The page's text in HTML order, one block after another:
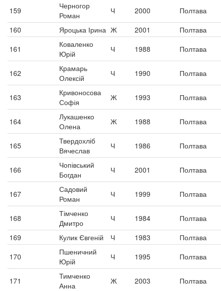
159
Черногор
Роман
Ч 2000
Полтава
160
Яроцька Ірина Ж 2001
Полтава
161
Коваленко
Юрій
Ч 1988 Полтава
162
Крамарь
Олексій
Ч 1990 Полтава
163
Кривоносова
Софія
Ж 1993 Полтава
164
Лукашенко
Олена
Ж 1988 Полтава
165
Твердохліб
Вячеслав
Ч 1986 Полтава
166
Чопівський
Богдан
Ч 2001 Полтава
167
Садовий
Роман
Ч 1999 Полтава
168
Тімченко
Дмитро
Ч 1984
Полтава
169
Кулик Євгеній Ч 1983
Полтава
170
Пшеничний
Юрій
Ч 1995 Полтава
171
Тимченко
Анна
Ж 2003 Полтава